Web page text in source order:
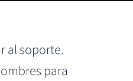
al soporte.
para